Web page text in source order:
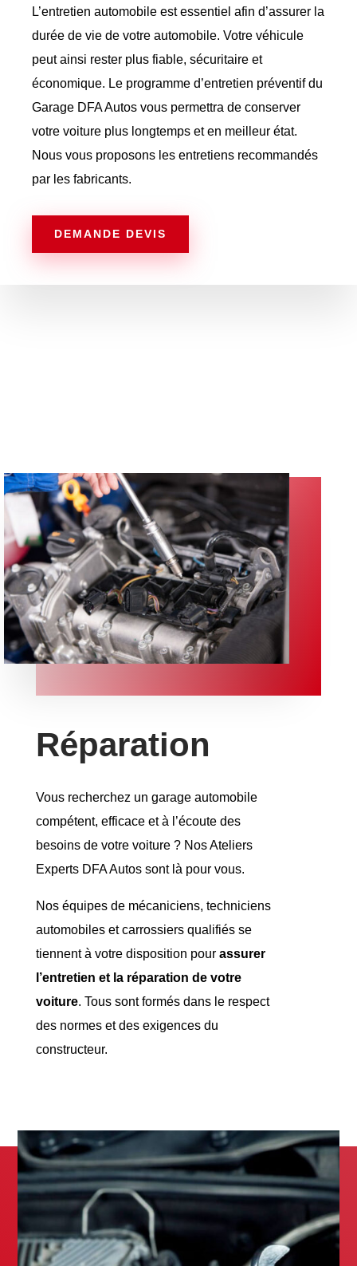
L’entretien automobile est essentiel afin d’assurer la
durée de vie de votre automobile. Votre véhicule
peut ainsi rester plus fiable, sécuritaire et
économique. Le programme d’entretien préventif du
Garage DFA Autos vous permettra de conserver
votre voiture plus longtemps et en meilleur état.
Nous vous proposons les entretiens recommandés
par les fabricants.
DEMANDE DEVIS
Réparation
Vous recherchez un garage automobile
compétent, efficace et à l’écoute des
besoins de votre voiture ? Nos Ateliers
Experts DFA Autos sont là pour vous.
Nos équipes de mécaniciens, techniciens
automobiles et carrossiers qualifiés se
tiennent à votre disposition pour assurer
l’entretien et la réparation de votre
voiture. Tous sont formés dans le respect
des normes et des exigences du
constructeur.